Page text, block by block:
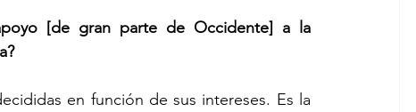
[de gran parte de Occidente] a la